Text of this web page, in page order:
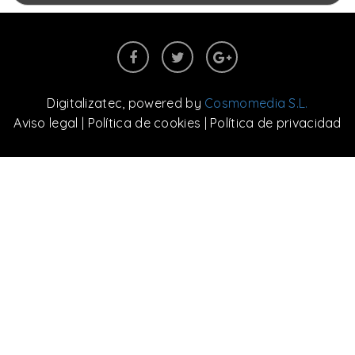
Digitalizatec , powered by Cosmomedia S.L.
Aviso legal | Política de cookies | Política de privacidad